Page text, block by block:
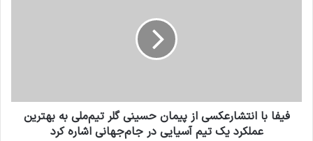
فیفا با انتشارعکسی از پیمان حسینی گلر تیم‌ملی به بهترین
عملکرد یک تیم آسیایی در جام‌جهانی اشاره کرد